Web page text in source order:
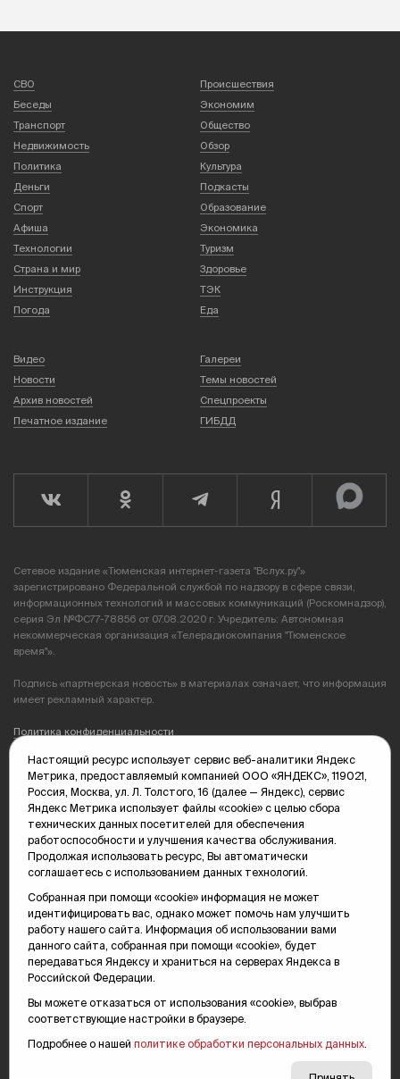
СВО
Происшествия
Беседы
Экономим
Транспорт
Общество
Недвижимость
Обзор
Политика
Культура
Деньги
Подкасты
Спорт
Образование
Афиша
Экономика
Технологии
Туризм
Страна и мир
Здоровье
Инструкция
ТЭК
Погода
Еда
Видео
Галереи
Новости
Темы новостей
Архив новостей
Спецпроекты
Печатное издание
ГИБДД
Сетевое издание «Тюменская интернет-газета "Вслух.ру"»
зарегистрировано Федеральной службой по надзору в сфере связи,
информационных технологий и массовых коммуникаций (Роскомнадзор),
серия Эл №ФС77-78856 от 07.08.2020 г. Учредитель: Автономная
некоммерческая организация «Телерадиокомпания "Тюменское
время"».
Подпись «партнерская новость» в материалах означает, что информация
имеет рекламный характер.
Политика конфиденциальности
Редакция: 625035, Тюмень, пр. Геологоразведчиков, 28А
(3452) 68-89-05
edit@vsluh.ru
Главный редактор: Панкина Т.Ю.
kika@vsluh.ru
По вопросам рекламы:
(3452) 68-89-78
kotovaev@sibinformburo.ru
mim@vsluh.ru
16+
Настоящий ресурс использует сервис веб-аналитики Яндекс
Метрика, предоставляемый компанией ООО «ЯНДЕКС», 119021,
Россия, Москва, ул. Л. Толстого, 16 (далее — Яндекс), сервис
Яндекс Метрика использует файлы «cookie» с целью сбора
технических данных посетителей для обеспечения
работоспособности и улучшения качества обслуживания.
Продолжая использовать ресурс, Вы автоматически
соглашаетесь с использованием данных технологий.
Собранная при помощи «cookie» информация не может
идентифицировать вас, однако может помочь нам улучшить
работу нашего сайта. Информация об использовании вами
данного сайта, собранная при помощи «cookie», будет
передаваться Яндексу и храниться на серверах Яндекса в
Российской Федерации.
Вы можете отказаться от использования «cookie», выбрав
соответствующие настройки в браузере.
Подробнее о нашей политике обработки персональных данных